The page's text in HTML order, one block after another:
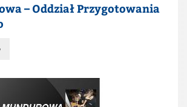
– Oddział Przygotowania